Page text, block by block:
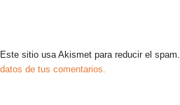
Este sitio usa Akismet para reducir el spam.
datos de tus comentarios.